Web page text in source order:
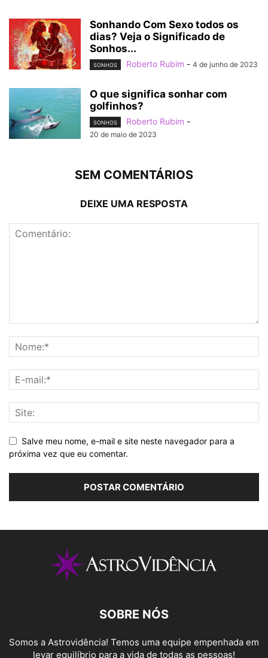
Sonhando Com Sexo todos os
dias? Veja o Significado de
Sonhos...
SONHOS Roberto Rubim - 4 de junho de 2023
O que significa sonhar com
golfinhos?
SONHOS Roberto Rubim -
20 de maio de 2023
SEM COMENTÁRIOS
DEIXE UMA RESPOSTA
Salve meu nome, e-mail e site neste navegador para a
próxima vez que eu comentar.
SOBRE NÓS
Somos a Astrovidência! Temos uma equipe empenhada em
levar equilíbrio para a vida de todas as pessoas!